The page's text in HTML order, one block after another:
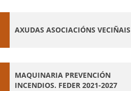
AXUDAS ASOCIACIÓNS VECIÑAIS
MAQUINARIA PREVENCIÓN
INCENDIOS. FEDER 2021-2027